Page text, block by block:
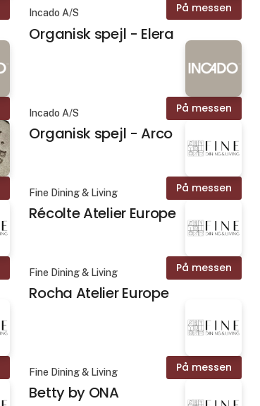
På messen
Incado A/S
Organisk spejl - Elera
På messen
Incado A/S
Organisk spejl - Arco
På messen
Fine Dining & Living
Récolte Atelier Europe
På messen
Fine Dining & Living
Rocha Atelier Europe
På messen
Fine Dining & Living
Betty by ONA